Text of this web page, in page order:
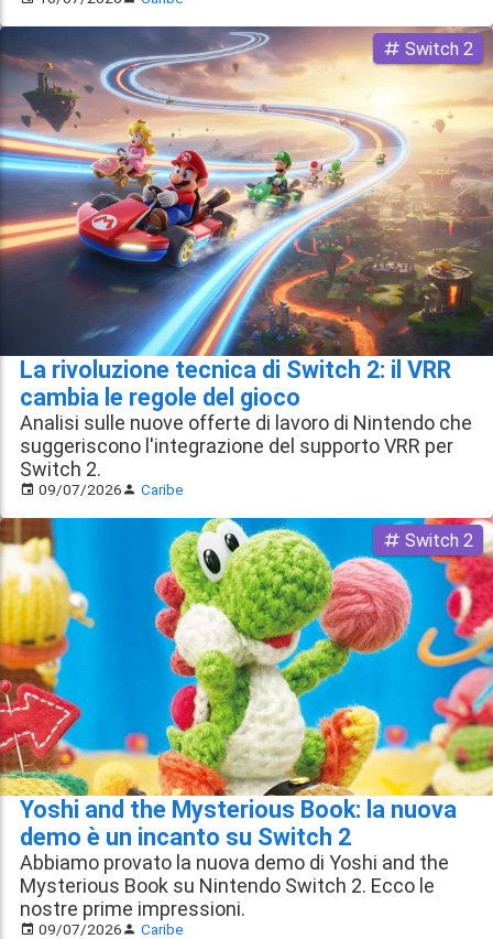
La rivoluzione tecnica di Switch 2: il VRR
cambia le regole del gioco
Switch 2
Analisi sulle nuove offerte di lavoro di Nintendo che
suggeriscono l'integrazione del supporto VRR per
Switch 2.
09/07/2026 Caribe
Yoshi and the Mysterious Book: la nuova
demo è un incanto su Switch 2
Switch 2
Abbiamo provato la nuova demo di Yoshi and the
Mysterious Book su Nintendo Switch 2. Ecco le
nostre prime impressioni.
09/07/2026 Caribe